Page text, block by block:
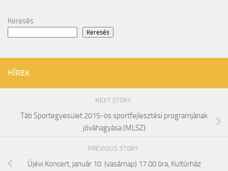
Keresés
Keresés
HÍREK
NEXT STORY
Táti Sportegyesület 2015-ös sportfejlesztési programjának
jóváhagyása (MLSZ)
PREVIOUS STORY
Újévi Koncert, január 10. (vasárnap) 17.00 óra, Kultúrház